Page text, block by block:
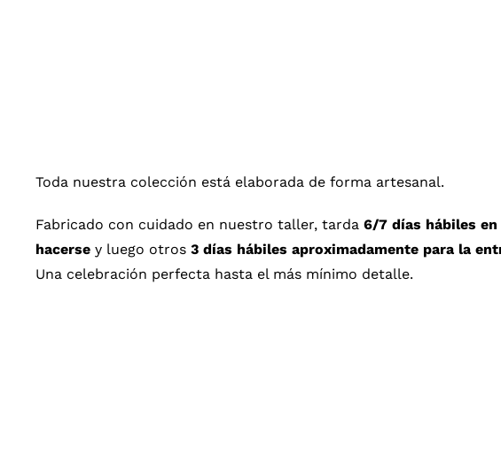
Toda nuestra colección está elaborada de forma artesanal.
Fabricado con cuidado en nuestro taller, tarda 6/7 días hábiles en
hacersey luego otros 3 días hábiles aproximadamente para la
Una celebración perfecta hasta el más mínimo detalle.